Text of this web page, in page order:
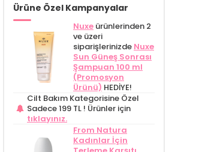
Ürüne Özel Kampanyalar
Nuxe ürünlerinden 2
ve üzeri
siparişlerinizde Nuxe
Sun Güneş Sonrası
Şampuan 100 ml
(Promosyon
Ürünü) HEDİYE!
Cilt Bakım Kategorisine Özel
Sadece 199 TL ! Ürünler için
tıklayınız.
From Natura
Kadınlar İçin